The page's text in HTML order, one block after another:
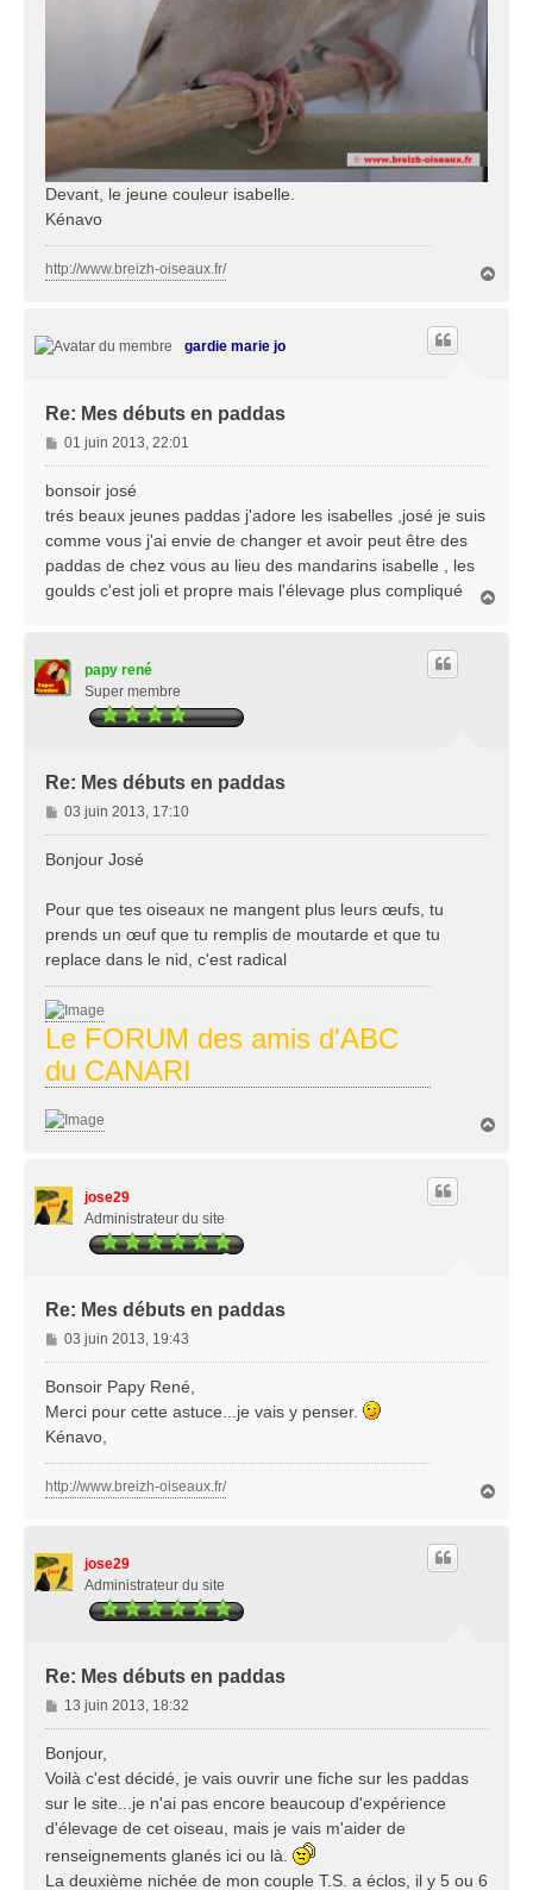
Devant, le jeune couleur isabelle.
Kénavo
http://www.breizh-oiseaux.fr/
gardie marie jo
Re: Mes débuts en paddas
M
e
s
s
g
e
01 juin 2013, 22:01
bonsoir josé
trés beaux jeunes paddas j'adore les isabelles ,josé je suis
comme vous j'ai envie de changer et avoir peut être des
paddas de chez vous au lieu des mandarins isabelle , les
goulds c'est joli et propre mais l'élevage plus compliqué
papy rené
Super membre
Re: Mes débuts en paddas
M
e
g
e
03 juin 2013, 17:10
Bonjour José
Pour que tes oiseaux ne mangent plus leurs œufs, tu
prends un œuf que tu remplis de moutarde et que tu
replace dans le nid, c'est radical
Le FORUM des amis d'ABC
du CANARI
jose29
Administrateur du site
Re: Mes débuts en paddas
M
e
s
g
e
03 juin 2013, 19:43
Bonsoir Papy René,
Merci pour cette astuce...je vais y penser.
Kénavo,
http://www.breizh-oiseaux.fr/
jose29
Administrateur du site
Re: Mes débuts en paddas
M
e
s
s
g
e
13 juin 2013, 18:32
Bonjour,
Voilà c'est décidé, je vais ouvrir une fiche sur les paddas
sur le site...je n'ai pas encore beaucoup d'expérience
d'élevage de cet oiseau, mais je vais m'aider de
renseignements glanés ici ou là.
La deuxième nichée de mon couple T.S. a éclos, il y 5 ou 6